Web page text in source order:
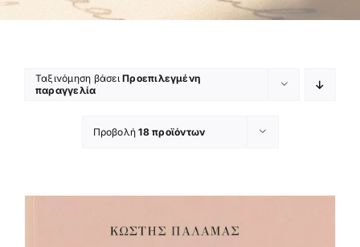
Ταξινόμηση βάσειΠροεπιλεγμένη
παραγγελία
Προβολή18 προϊόντων